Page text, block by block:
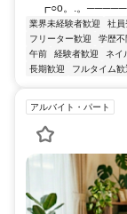
┏○o。.。
業界未経験者歓迎 社員
フリーター歓迎
学歴不
午前
経験者歓迎 ネイ
長期歓迎
フルタイム歓
アルバイト・パート